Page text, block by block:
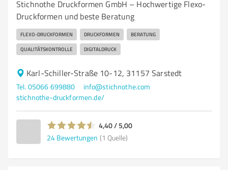
Stichnothe Druckformen GmbH – Hochwertige Flexo-
Druckformen und beste Beratung
FLEXO-DRUCKFORMEN DRUCKFORMEN BERATUNG
QUALITÄTSKONTROLLE DIGITALDRUCK
Karl-Schiller-Straße 10-12, 31157 Sarstedt
Tel. 05066 699880
info@stichnothe.com
stichnothe-druckformen.de/
4,40 / 5,00
24 Bewertungen (1 Quelle)